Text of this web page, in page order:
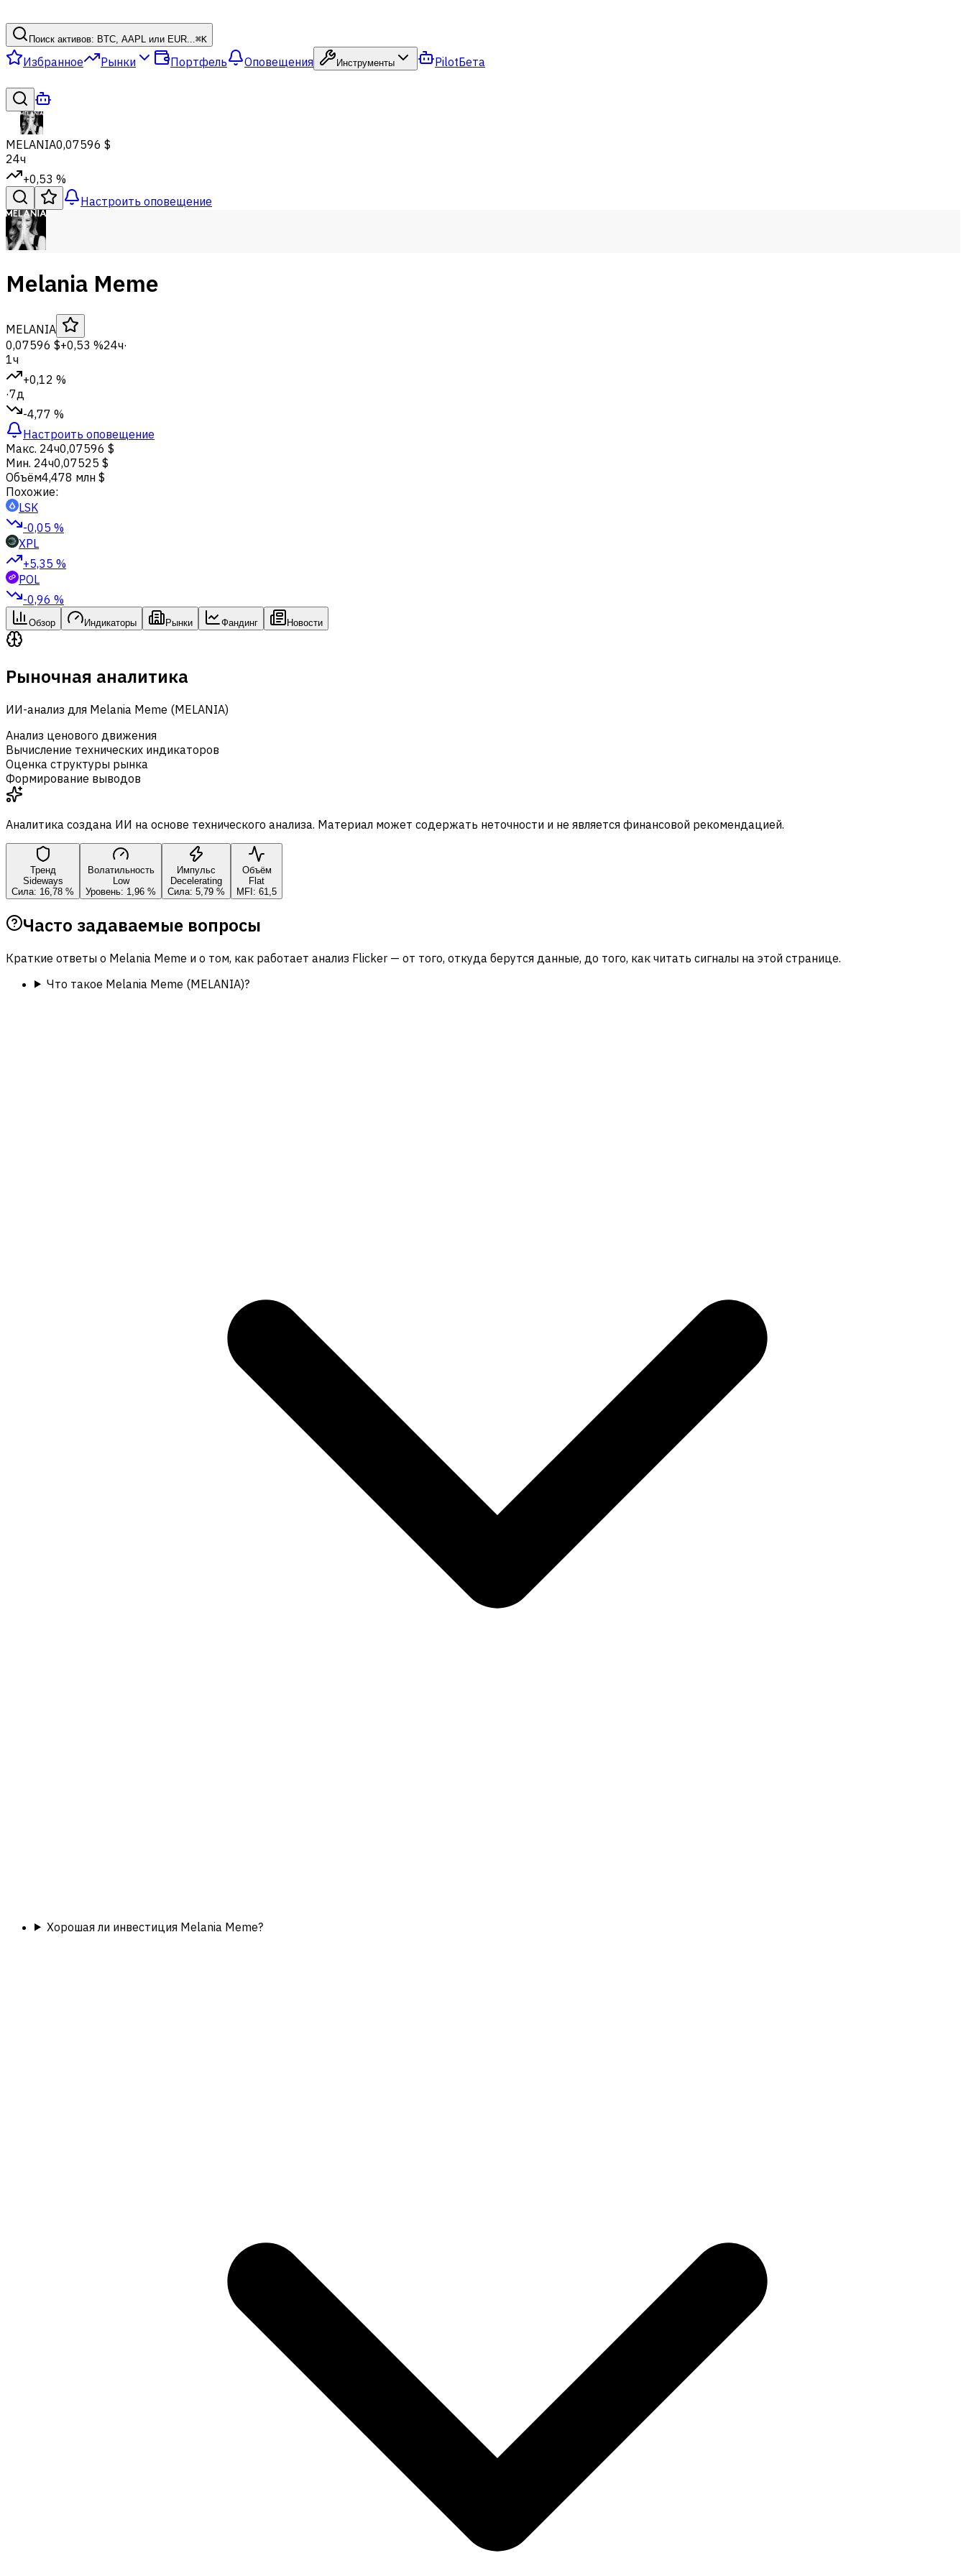
Поиск активов: BTC, AAPL или EUR...⌘K
Избранное Рынки Портфель Оповещения Инструменты PilotБета
MELANIA0,07596 $
24ч
+0,53 %
Настроить оповещение
Melania Meme
MELANIA
0,07596 $+0,53 %24ч·
1ч
+0,12 %
·7д
-4,77 %
Настроить оповещение
Макс. 24ч0,07596 $
Мин. 24ч0,07525 $
Объём4,478 млн $
Похожие:
LSK
-0,05 %
XPL
+5,35 %
POL
-0,96 %
Обзор Индикаторы Рынки Фандинг Новости
Рыночная аналитика
ИИ-анализ для Melania Meme (MELANIA)
Анализ ценового движения
Вычисление технических индикаторов
Оценка структуры рынка
Формирование выводов
Аналитика создана ИИ на основе технического анализа. Материал может содержать неточности и не является финансовой рекомендацией.
Тренд
Sideways
Сила: 16,78 %
Волатильность
Low
Уровень: 1,96 %
Импульс
Decelerating
Сила: 5,79 %
Объём
Flat
MFI: 61,5
Часто задаваемые вопросы
Краткие ответы о Melania Meme и о том, как работает анализ Flicker — от того, откуда берутся данные, до того, как читать сигналы на этой странице.
Что такое Melania Meme (MELANIA)?
Хорошая ли инвестиция Melania Meme?